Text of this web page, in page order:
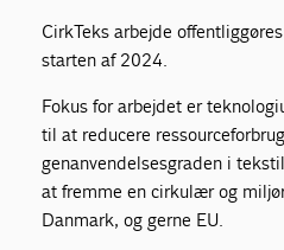
CirkTeks arbejde
starten af 2024.
Fokus for arbejdet er
til at reducere
genanvendelsesgraden i
at fremme en cirkulær og
Danmark, og gerne EU.